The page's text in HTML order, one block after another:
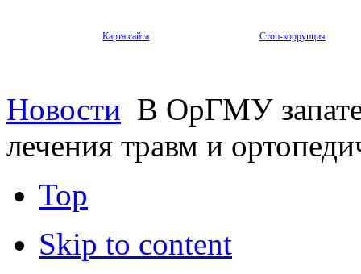
Карта сайта Стоп-коррупция
Новости В ОрГМУ
лечения травм и
Top
Skip to content